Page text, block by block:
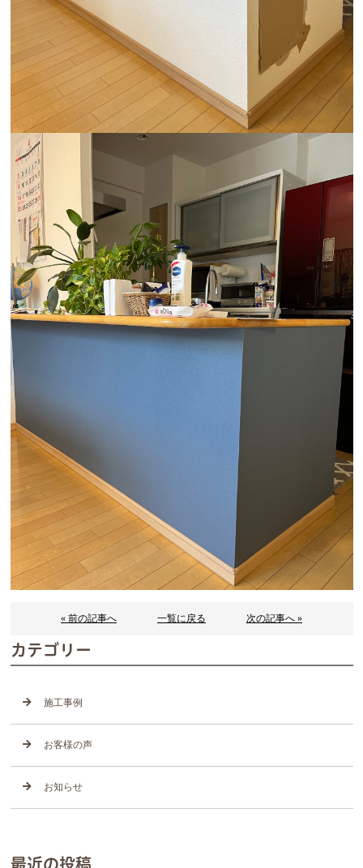
« 前の記事へ 一覧に戻る 次の記事へ »
カテゴリー
施工事例
お客様の声
お知らせ
最近の投稿